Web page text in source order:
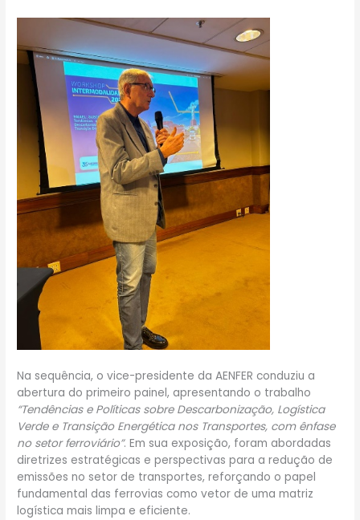
Na sequência, o vice-presidente da AENFER conduziu a
abertura do primeiro painel, apresentando o trabalho
“Tendências e Políticas sobre Descarbonização, Logística
Verde e Transição Energética nos Transportes, com ênfase
no setor ferroviário”. Em sua exposição, foram abordadas
diretrizes estratégicas e perspectivas para a redução de
emissões no setor de transportes, reforçando o papel
fundamental das ferrovias como vetor de uma matriz
logística mais limpa e eficiente.